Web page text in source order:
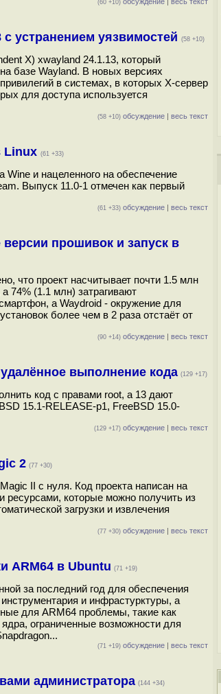
(60 +10)
устранением уязвимостей (58 +10)
X) xwayland 24.1.13, который
базе Wayland. В новых версиях
в системах, в которых X-сервер
для доступа используется
(58 +10) обсуждение | весь текст
Linux (61 +33)
Wine и нацеленного на обеспечение
Выпуск 11.0-1 отмечен как первый
(61 +33) обсуждение | весь текст
прошивок и запуск в
что проект насчитывает почти 1.5 млн
74% (1.1 млн) затрагивают
а Waydroid - окружение для
более чем в 2 раза отстаёт от
(90 +14) обсуждение | весь текст
выполнение кода (129 +17)
код с правами root, а 13 дают
15.1-RELEASE-p1, FreeBSD 15.0-
(129 +17) обсуждение | весь текст
2 (77 +30)
II с нуля. Код проекта написан на
ресурсами, которые можно получить из
загрузки и извлечения
(77 +30) обсуждение | весь текст
ARM64 в Ubuntu (71 +19)
за последний год для обеспечения
и инфрастурктуры, а
для ARM64 проблемы, такие как
ограниченные возможности для
(71 +19) обсуждение | весь текст
администратора (144 +34)